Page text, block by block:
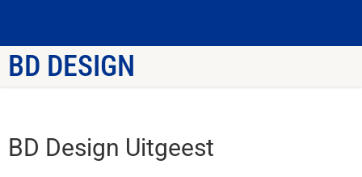
BD DESIGN
BD Design Uitgeest